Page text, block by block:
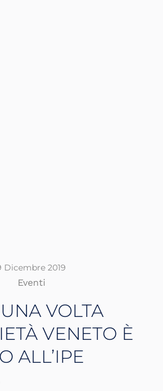
Dicembre 2019
Eventi
VOLTA
VENETO È
ALL’IPE